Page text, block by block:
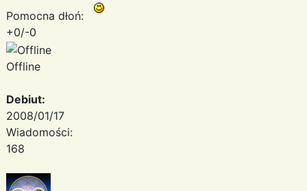
Pomocna dłoń:
+0/-0
Offline
Debiut:
2008/01/17
Wiadomości:
168